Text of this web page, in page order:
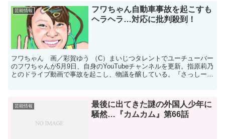
芸能情報
フワちゃん自動車事故を起こすも
ヘラヘラ…対応に批判殺到！
フワちゃん 画／彩賀ゆう （C）まいじつタレントでユーチューバー
のフワちゃんが5月9日、自身のYouTubeチャンネルを更新。指原莉乃
とのドライブ動画で事故を起こし、物議を醸している。『さっしー乗
芸能情報
最後に出てきた謎の外国人少年に
騒然…『カムカム』第66話